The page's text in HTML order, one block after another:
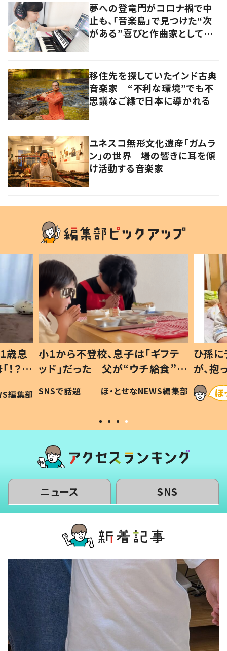
夢への登竜門がコロナ禍で中
止も、「音楽島」で見つけた“次
がある”喜びと作曲家としての
移住先を探していたインド古典
音楽家 “不利な環境”でも不
思議なご縁で日本に導かれる
ユネスコ無形文化遺産「ガムラ
ン」の世界 場の響きに耳を傾
け活動する音楽家
歳息
？」
編集部
小1から不登校、息子は「ギフテ
ッド」だった 父が“ウチ給食”を
作り続ける理由とは #令和の親
#令和の子
SNSで話題 ほ・とせなNEWS編集部
ひ孫
が、
「涙が
い」
ニュース SNS